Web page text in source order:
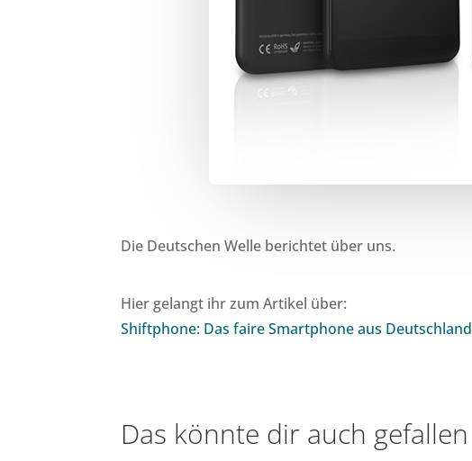
Die Deutschen Welle berichtet über uns.
Hier gelangt ihr zum Artikel über:
Shiftphone: Das faire Smartphone aus Deutschland
Das könnte dir auch gefallen